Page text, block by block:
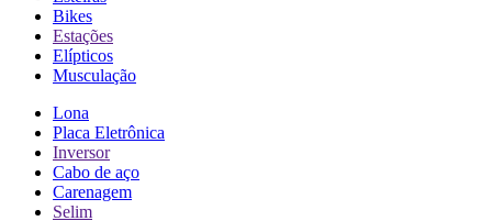
Bikes
Estações
Elípticos
Musculação
Lona
Placa Eletrônica
Inversor
Cabo de aço
Carenagem
Selim